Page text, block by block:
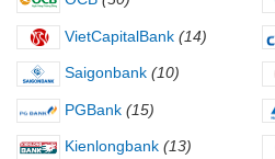
VietCapitalBank (14)
Saigonbank (10)
PGBank (15)
Kienlongbank (13)